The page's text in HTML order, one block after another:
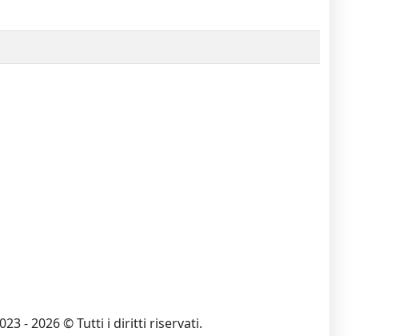
- 2026 © Tutti i diritti riservati.